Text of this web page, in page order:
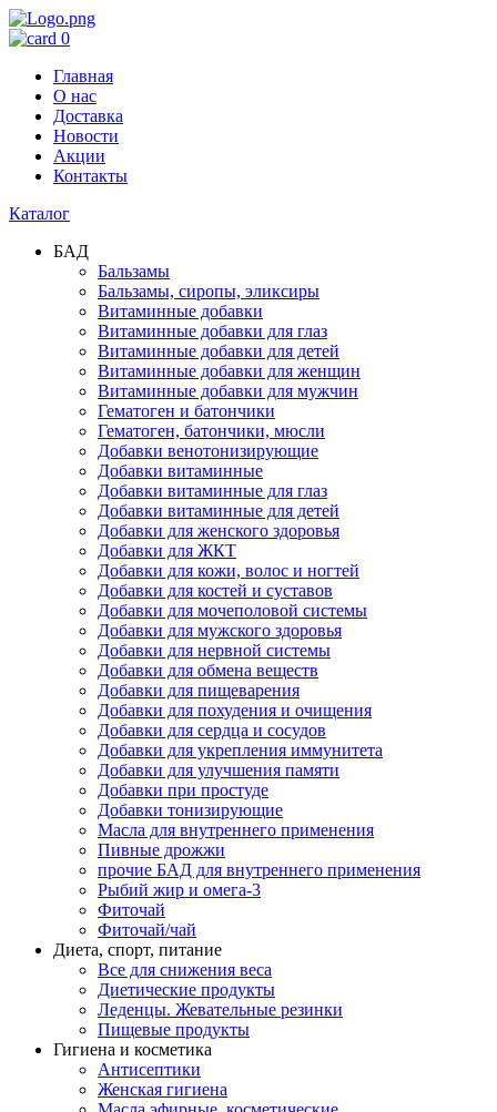
0
Главная
О нас
Доставка
Новости
Акции
Контакты
Каталог
БАД
Бальзамы
Бальзамы, сиропы, эликсиры
Витаминные добавки
Витаминные добавки для глаз
Витаминные добавки для детей
Витаминные добавки для женщин
Витаминные добавки для мужчин
Гематоген и батончики
Гематоген, батончики, мюсли
Добавки венотонизирующие
Добавки витаминные
Добавки витаминные для глаз
Добавки витаминные для детей
Добавки для женского здоровья
Добавки для ЖКТ
Добавки для кожи, волос и ногтей
Добавки для костей и суставов
Добавки для мочеполовой системы
Добавки для мужского здоровья
Добавки для нервной системы
Добавки для обмена веществ
Добавки для пищеварения
Добавки для похудения и очищения
Добавки для сердца и сосудов
Добавки для укрепления иммунитета
Добавки для улучшения памяти
Добавки при простуде
Добавки тонизирующие
Масла для внутреннего применения
Пивные дрожжи
прочие БАД для внутреннего применения
Рыбий жир и омега-3
Фиточай
Фиточай/чай
Диета, спорт, питание
Все для снижения веса
Диетические продукты
Леденцы. Жевательные резинки
Пищевые продукты
Гигиена и косметика
Антисептики
Женская гигиена